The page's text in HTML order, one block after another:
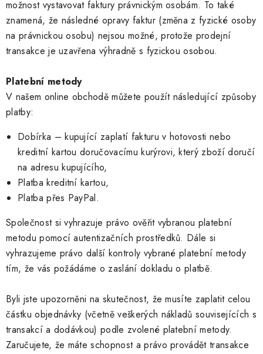
možnost vystavovat faktury právnickým osobám. To také
znamená, že následné opravy faktur (změna z fyzické osoby
na právnickou osobu) nejsou možné, protože prodejní
transakce je uzavřena výhradně s fyzickou osobou.
Platební metody
V našem online obchodě můžete použít následující způsoby
platby:
Dobírka – kupující zaplatí fakturu v hotovosti nebo
kreditní kartou doručovacímu kurýrovi, který zboží doručí
na adresu kupujícího,
Platba kreditní kartou,
Platba přes PayPal.
Společnost si vyhrazuje právo ověřit vybranou platební
metodu pomocí autentizačních prostředků. Dále si
vyhrazujeme právo další kontroly vybrané platební metody
tím, že vás požádáme o zaslání dokladu o platbě.
Byli jste upozorněni na skutečnost, že musíte zaplatit celou
částku objednávky (včetně veškerých nákladů souvisejících s
transakcí a dodávkou) podle zvolené platební metody.
Zaručujete, že máte schopnost a právo provádět transakce